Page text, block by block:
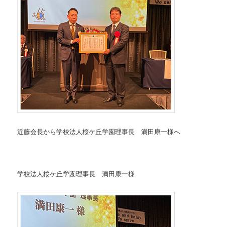
近藤会長から学校法人桜ケ丘学園理事長 満田康一様へ
学校法人桜ケ丘学園理事長 満田康一様